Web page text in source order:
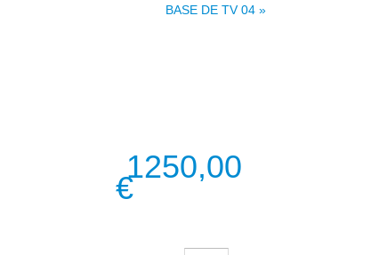
BASE DE TV 04 »
1250,00
€